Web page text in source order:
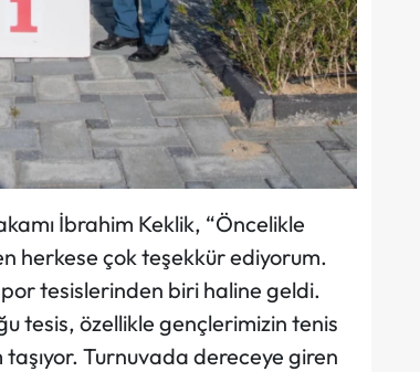
İbrahim Keklik, “Öncelikle
herkese çok teşekkür ediyorum.
tesislerinden biri haline geldi.
tesis, özellikle gençlerimizin tenis
taşıyor. Turnuvada dereceye giren